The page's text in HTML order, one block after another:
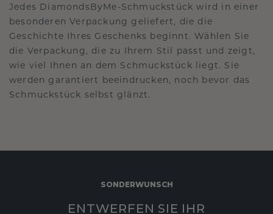
Jedes DiamondsByMe-Schmuckstück wird in einer
besonderen Verpackung geliefert, die die
Geschichte Ihres Geschenks beginnt. Wählen Sie
die Verpackung, die zu Ihrem Stil passt und zeigt,
wie viel Ihnen an dem Schmuckstück liegt. Sie
werden garantiert beeindrucken, noch bevor das
Schmuckstück selbst glänzt.
SONDERWUNSCH
ENTWERFEN SIE IHR